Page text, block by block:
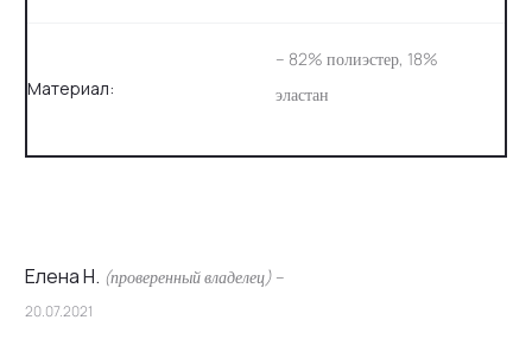
Материал:
– 82% полиэстер, 18%
эластан
Елена Н. (проверенный владелец) –
20.07.2021